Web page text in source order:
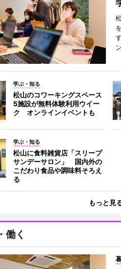
学ぶ・知る
松山のコワーキングスペース
5施設が無料体験利用ウイー
ク オンラインイベントも
学ぶ・知る
松山に食料雑貨店「スリープ
サンデーサロン」 国内外の
こだわり食品や調味料そろえ
る
もっと見
働く